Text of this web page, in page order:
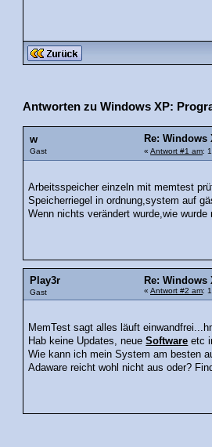
Antworten zu Windows XP:
w
Gast
Re:
« Antwort #1 am:
Arbeitsspeicher einzeln mit memtest
Speicherriegel in ordnung,system auf
Wenn nichts verändert wurde,wie wurde
Play3r
Gast
Re:
« Antwort #2 am:
MemTest sagt alles läuft
Hab keine Updates, neueSoftware etc
Wie kann ich mein System am besten
Adaware reicht wohl nicht aus oder?